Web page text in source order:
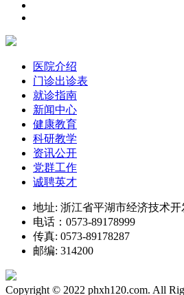
医院介绍
门诊出诊表
就诊指南
新闻中心
健康教育
科研教学
资讯公开
党群工作
诚聘英才
地址: 浙江省平湖市经济技术
电话：0573-89178999
传真: 0573-89178287
邮编: 314200
Copyright © 2022 phxh120.com. All